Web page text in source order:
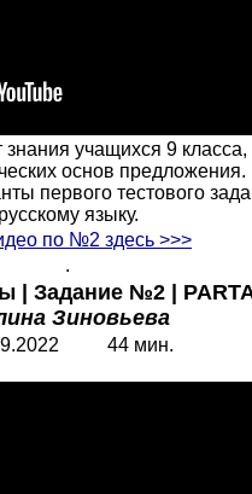
учащихся 9
основ
первого тестового
русскому языку.
по №2 здесь >>>
.
| Задание №2 |
Зиновьева
2 44 мин.